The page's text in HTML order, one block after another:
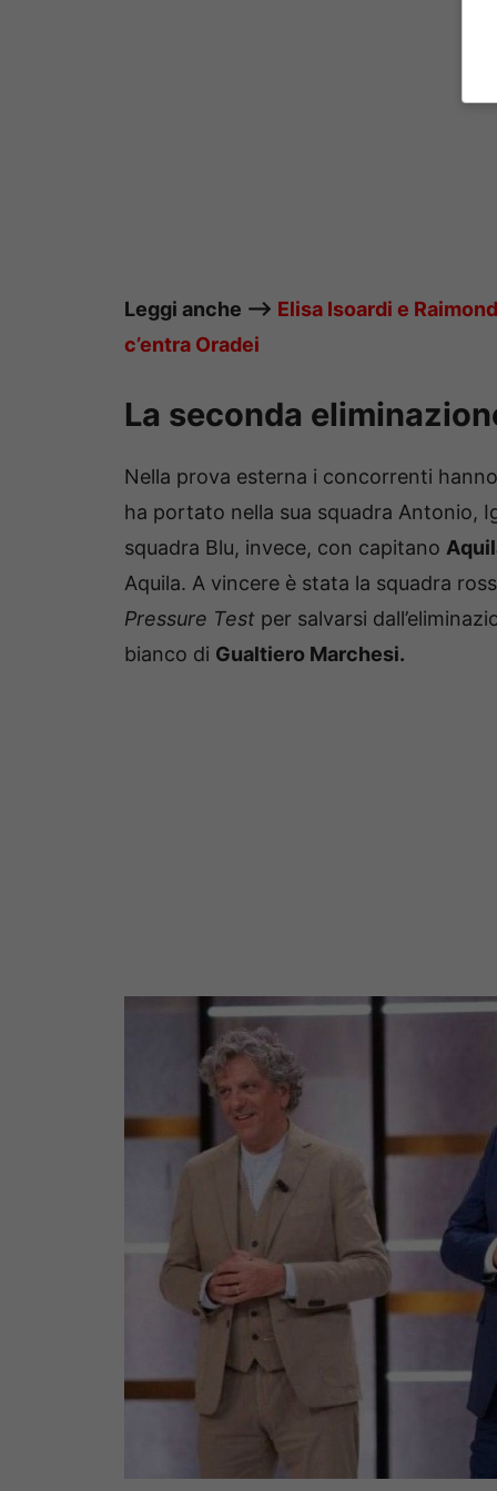
Leggi anche —-> Elisa Isoardi e
c’entra Oradei
La seconda
Nella prova esterna i concorrenti
ha portato nella sua squadra Antonio,
squadra Blu, invece, con capitano
Aquila. A vincere è stata la squadra
Pressure Test per salvarsi
bianco di Gualtiero Marchesi.